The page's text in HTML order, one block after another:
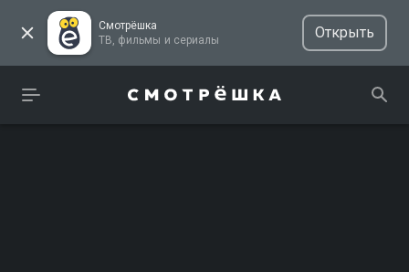
Смотрёшка
ТВ, фильмы и сериалы
Открыть